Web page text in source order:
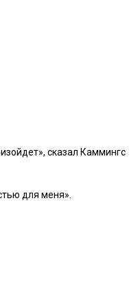
сказал Каммингс
для меня».